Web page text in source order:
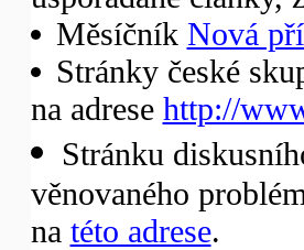
Měsíčník Nová
Stránky české
na adrese http://
Stránku
věnovaného
na této adrese.